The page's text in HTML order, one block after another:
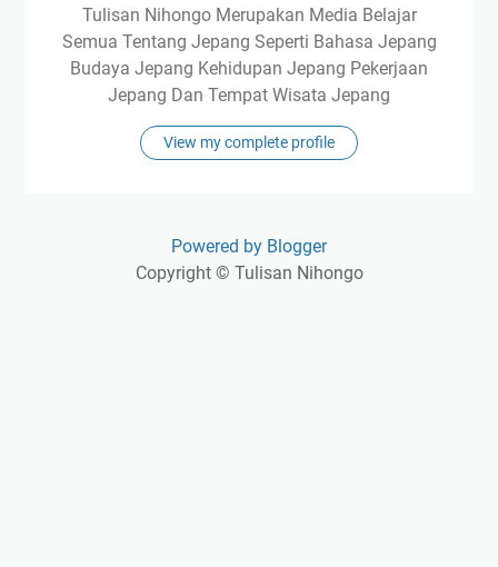
Tulisan Nihongo Merupakan Media Belajar
Semua Tentang Jepang Seperti Bahasa Jepang
Budaya Jepang Kehidupan Jepang Pekerjaan
Jepang Dan Tempat Wisata Jepang
View my complete profile
Powered by Blogger
Copyright © Tulisan Nihongo